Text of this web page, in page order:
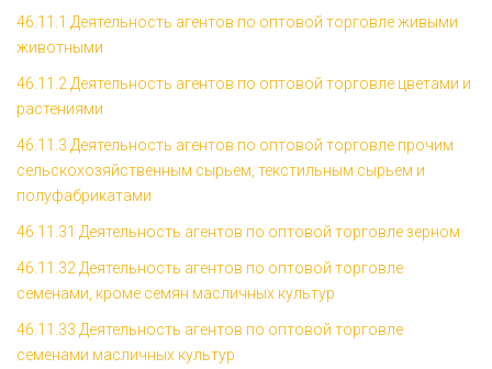
46.11.1 Деятельность агентов по оптовой торговле живыми
животными
46.11.2 Деятельность агентов по оптовой торговле цветами и
растениями
46.11.3 Деятельность агентов по оптовой торговле прочим
сельскохозяйственным сырьем, текстильным сырьем и
полуфабрикатами
46.11.31 Деятельность агентов по оптовой торговле зерном
46.11.32 Деятельность агентов по оптовой торговле
семенами, кроме семян масличных культур
46.11.33 Деятельность агентов по оптовой торговле
семенами масличных культур